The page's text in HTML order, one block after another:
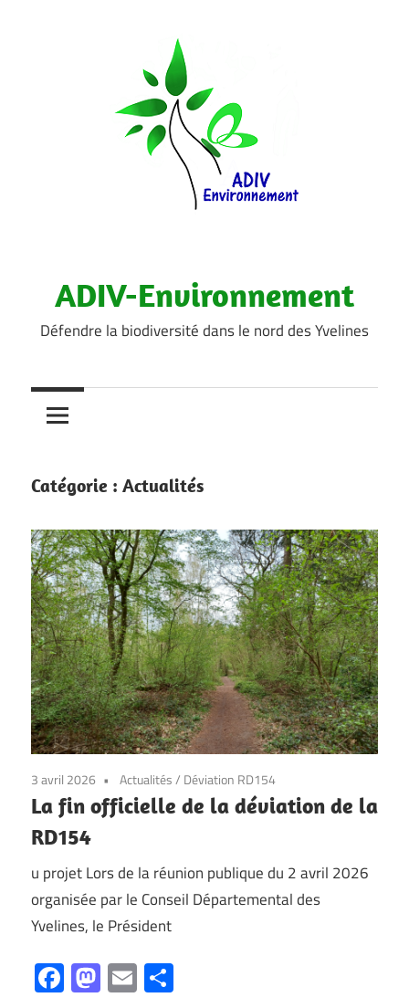
ADIV-Environnement
Défendre la biodiversité dans le nord des Yvelines
Catégorie : Actualités
3 avril 2026 Actualités/ Déviation RD154
La fin officielle de la déviation de la
RD154
u projet Lors de la réunion publique du 2 avril 2026
organisée par le Conseil Départemental des
Yvelines, le Président
Facebook
Mastodon
Email